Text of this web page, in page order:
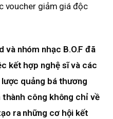
voucher giảm giá độc
và nhóm nhạc B.O.F đã
kết hợp nghệ sĩ và các
quảng bá thương
công không chỉ về
ra những cơ hội kết